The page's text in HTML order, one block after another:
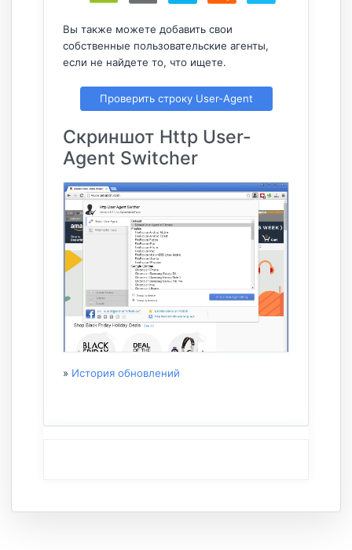
Вы также можете добавить свои
собственные пользовательские агенты,
если не найдете то, что ищете.
Проверить строку User-Agent
Скриншот Http User-
Agent Switcher
» История обновлений